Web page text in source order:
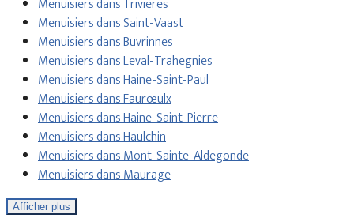
Menuisiers dans Trivières
Menuisiers dans Saint-Vaast
Menuisiers dans Buvrinnes
Menuisiers dans Leval-Trahegnies
Menuisiers dans Haine-Saint-Paul
Menuisiers dans Faurœulx
Menuisiers dans Haine-Saint-Pierre
Menuisiers dans Haulchin
Menuisiers dans Mont-Sainte-Aldegonde
Menuisiers dans Maurage
Afficher plus